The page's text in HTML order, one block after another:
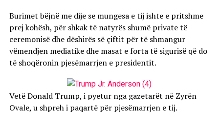
Burimet bëjnë me dije se mungesa e tij ishte e pritshme
prej kohësh, për shkak të natyrës shumë private të
ceremonisë dhe dëshirës së çiftit për të shmangur
vëmendjen mediatike dhe masat e forta të sigurisë që do
të shoqëronin pjesëmarrjen e presidentit.
Vetë Donald Trump, i pyetur nga gazetarët në Zyrën
Ovale, u shpreh i paqartë për pjesëmarrjen e tij.